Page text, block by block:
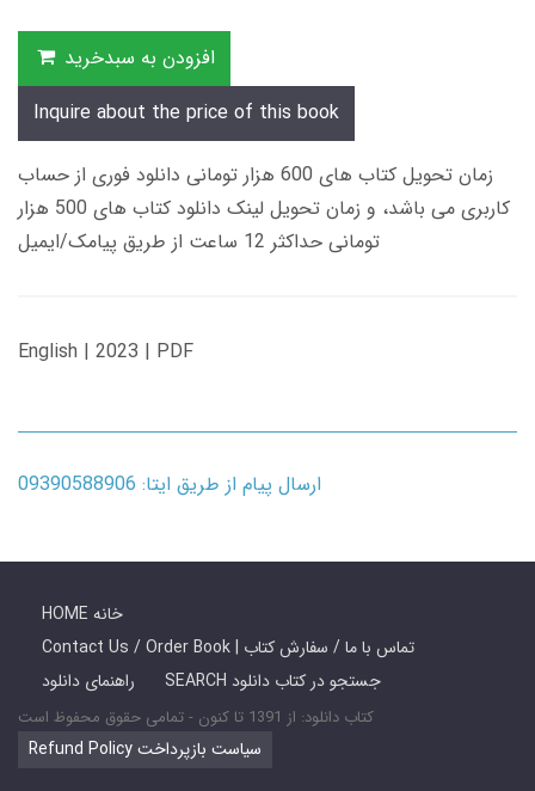
افزودن به سبدخرید
Inquire about the price of this book
زمان تحویل کتاب های 600 هزار تومانی دانلود فوری از حساب
کاربری می باشد، و زمان تحویل لینک دانلود کتاب های 500 هزار
تومانی حداکثر 12 ساعت از طریق پیامک/ایمیل
English | 2023 | PDF
ارسال پیام از طریق ایتا: 09390588906
HOME خانه
Contact Us / Order Book | تماس با ما / سفارش کتاب
راهنمای دانلود
SEARCH جستجو در کتاب دانلود
کتاب دانلود: از 1391 تا کنون - تمامی حقوق محفوظ است
Refund Policy سیاست بازپرداخت